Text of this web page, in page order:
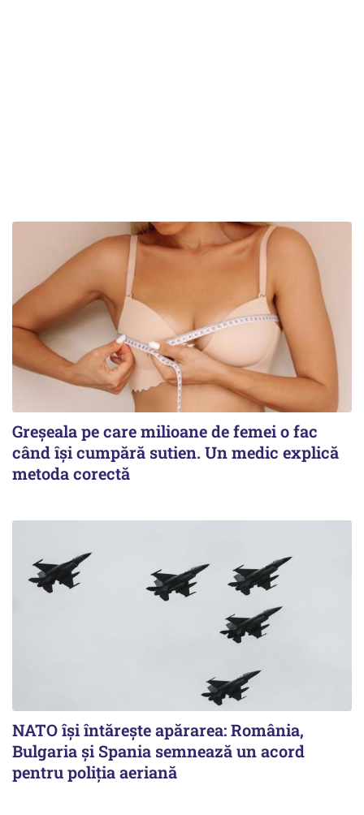
Greșeala pe care milioane de femei o fac
când își cumpără sutien. Un medic explică
metoda corectă
NATO își întărește apărarea: România,
Bulgaria și Spania semnează un acord
pentru poliția aeriană